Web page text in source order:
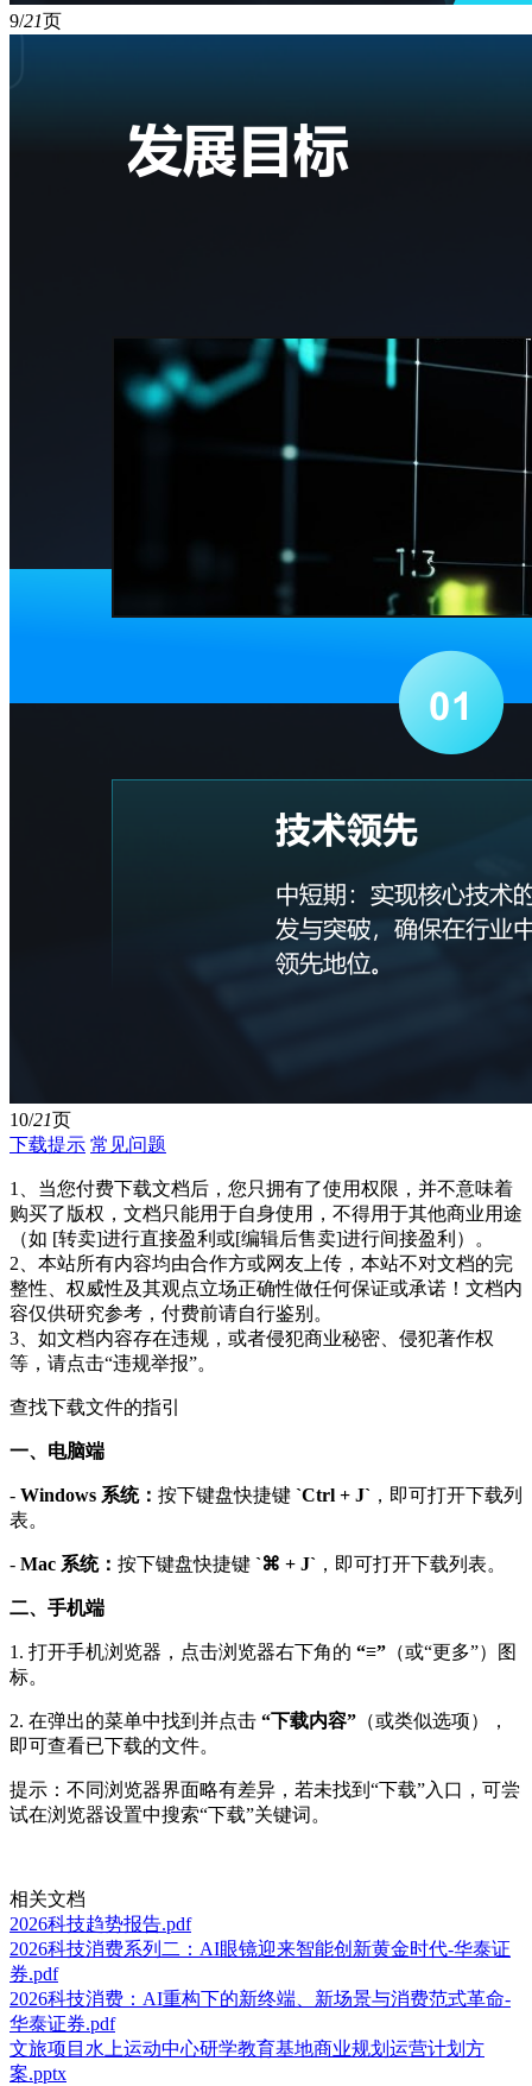
9/21页
10/21页
下载提示 常见问题
1、当您付费下载文档后，您只拥有了使用权限，并不意味着
购买了版权，文档只能用于自身使用，不得用于其他商业用途
（如 [转卖]进行直接盈利或[编辑后售卖]进行间接盈利）。
2、本站所有内容均由合作方或网友上传，本站不对文档的完
整性、权威性及其观点立场正确性做任何保证或承诺！文档内
容仅供研究参考，付费前请自行鉴别。
3、如文档内容存在违规，或者侵犯商业秘密、侵犯著作权
等，请点击“违规举报”。
查找下载文件的指引
一、电脑端
- Windows 系统： 按下键盘快捷键 `Ctrl + J` ，即可打开下载列
表。
- Mac 系统： 按下键盘快捷键 `⌘ + J` ，即可打开下载列表。
二、手机端
1. 打开手机浏览器，点击浏览器右下角的 “≡” （或“更多”）图
标。
2. 在弹出的菜单中找到并点击 “下载内容” （或类似选项），
即可查看已下载的文件。
提示：不同浏览器界面略有差异，若未找到“下载”入口，可尝
试在浏览器设置中搜索“下载”关键词。
相关文档
2026科技趋势报告.pdf
2026科技消费系列二：AI眼镜迎来智能创新黄金时代-华泰证
券.pdf
2026科技消费：AI重构下的新终端、新场景与消费范式革命-
华泰证券.pdf
文旅项目水上运动中心研学教育基地商业规划运营计划方
案.pptx